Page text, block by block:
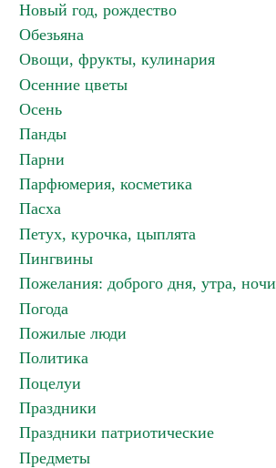
Новый год, рождество
Обезьяна
Овощи, фрукты, кулинария
Осенние цветы
Осень
Панды
Парни
Парфюмерия, косметика
Пасха
Петух, курочка, цыплята
Пингвины
Пожелания: доброго дня, утра, ночи
Погода
Пожилые люди
Политика
Поцелуи
Праздники
Праздники патриотические
Предметы